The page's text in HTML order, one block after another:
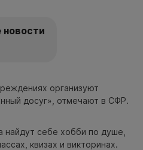
новости
организуют
досуг», отмечают в СФР.
найдут себе хобби по душе,
квизах и викторинах.